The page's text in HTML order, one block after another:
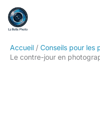
contenu
Accueil
Conseils pour les
Le contre-jour en
Rechercher